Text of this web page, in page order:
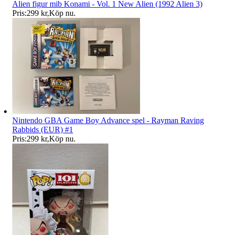
Alien figur mib Konami - Vol. 1 New Alien (1992 Alien 3)
Pris:299 kr,Köp nu.
Nintendo GBA Game Boy Advance spel - Rayman Raving
Rabbids (EUR) #1
Pris:299 kr,Köp nu.